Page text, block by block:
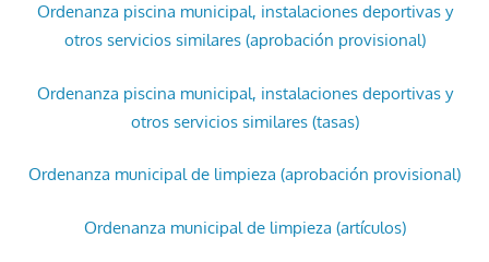
Ordenanza piscina municipal, instalaciones deportivas y
otros servicios similares (aprobación provisional)
Ordenanza piscina municipal, instalaciones deportivas y
otros servicios similares (tasas)
Ordenanza municipal de limpieza (aprobación provisional)
Ordenanza municipal de limpieza (artículos)